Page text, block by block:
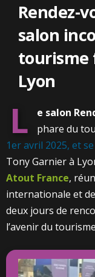
Rendez-
salon
tourisme
Lyon
L e salon
phare du
1er avril 2025, et
Tony Garnier à
Atout France,
internationale et
deux jours de
l’avenir du